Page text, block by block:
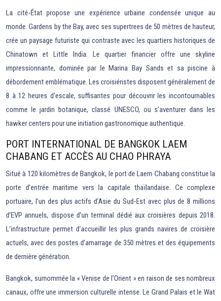
La cité-État propose une expérience urbaine condensée unique au
monde. Gardens by the Bay, avec ses supertrees de 50 mètres de hauteur,
crée un paysage futuriste qui contraste avec les quartiers historiques de
Chinatown et Little India. Le quartier financier offre une skyline
impressionnante, dominée par le Marina Bay Sands et sa piscine à
débordement emblématique. Les croisiéristes disposent généralement de
8 à 12 heures d’escale, suffisantes pour découvrir les incontournables
comme le jardin botanique, classé UNESCO, ou s’aventurer dans les
hawker centers pour une initiation gastronomique authentique.
PORT INTERNATIONAL DE BANGKOK LAEM
CHABANG ET ACCÈS AU CHAO PHRAYA
Situé à 120 kilomètres de Bangkok, le port de Laem Chabang constitue la
porte d’entrée maritime vers la capitale thaïlandaise. Ce complexe
portuaire, l’un des plus actifs d’Asie du Sud-Est avec plus de 8 millions
d’EVP annuels, dispose d’un terminal dédié aux croisières depuis 2018.
L’infrastructure permet d’accueillir les plus grands navires de croisière
actuels, avec des postes d’amarrage de 350 mètres et des équipements
de dernière génération.
Bangkok, surnommée la « Venise de l’Orient » en raison de ses nombreux
canaux, offre une immersion culturelle intense. Le Grand Palais et le Wat